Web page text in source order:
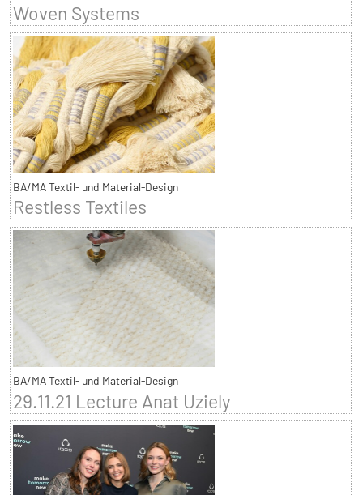
Woven Systems
BA/MA Textil- und Material-Design
Restless Textiles
BA/MA Textil- und Material-Design
29.11.21 Lecture Anat Uziely